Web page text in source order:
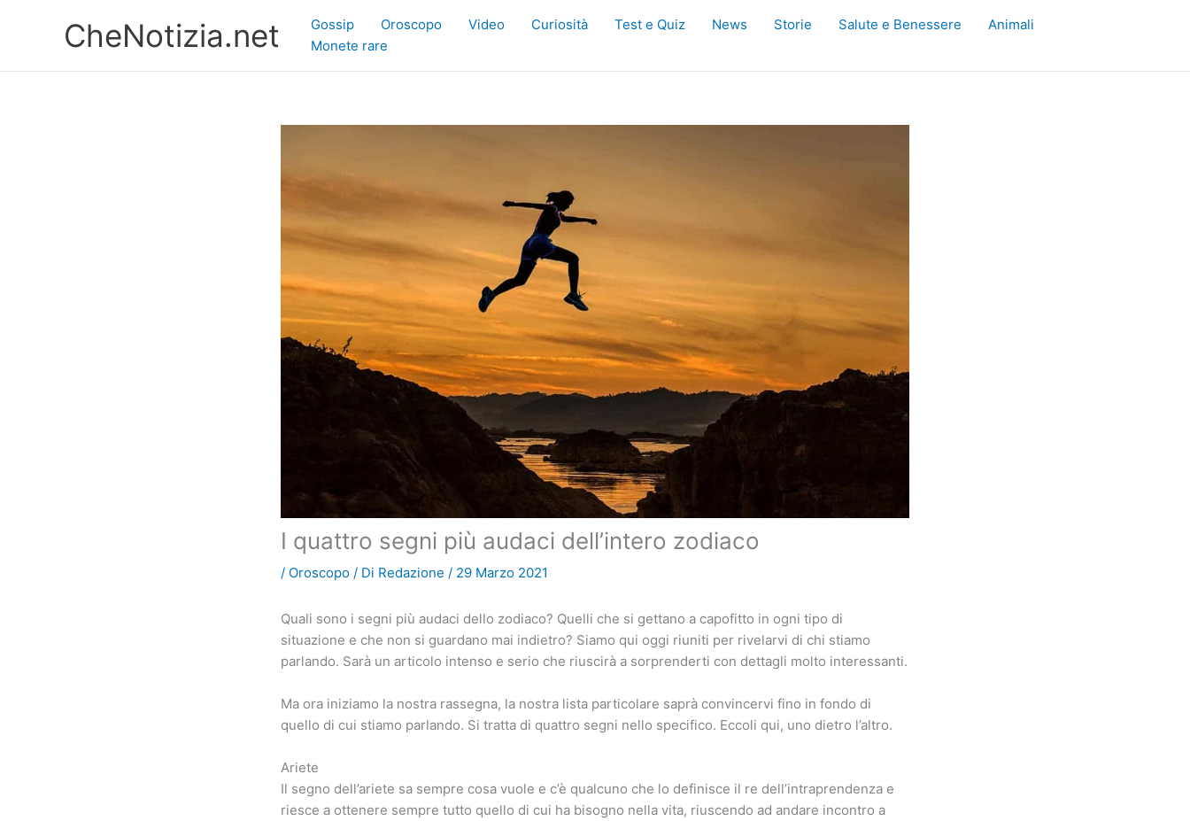
CheNotizia.net Gossip Oroscopo Video Curiosità Test e Quiz News Storie Salute e Benessere
Animali
Monete rare
I quattro segni più audaci dell’intero zodiaco
/ Oroscopo / Di Redazione / 29 Marzo 2021
Quali sono i segni più audaci dello zodiaco? Quelli che si gettano a capofitto in ogni tipo di
situazione e che non si guardano mai indietro? Siamo qui oggi riuniti per rivelarvi di chi stiamo
parlando. Sarà un articolo intenso e serio che riuscirà a sorprenderti con dettagli molto interessanti.
Ma ora iniziamo la nostra rassegna, la nostra lista particolare saprà convincervi fino in fondo di
quello di cui stiamo parlando. Si tratta di quattro segni nello specifico. Eccoli qui, uno dietro l’altro.
Ariete
Il segno dell’ariete sa sempre cosa vuole e c’è qualcuno che lo definisce il re dell’intraprendenza e
riesce a ottenere sempre tutto quello di cui ha bisogno nella vita, riuscendo ad andare incontro a